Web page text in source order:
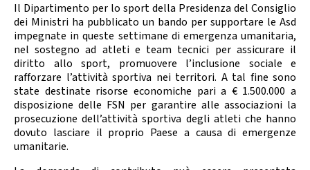
Contatti Discipline
Tesseramento Territorio
Formazione
Il Dipartimento per lo sport della Presidenza del Consiglio
dei Ministri ha pubblicato un bando per supportare le Asd
impegnate in queste settimane di emergenza umanitaria,
nel sostegno ad atleti e team tecnici per assicurare il
diritto allo sport, promuovere l’inclusione sociale e
rafforzare l’attività sportiva nei territori. A tal fine sono
state destinate risorse economiche pari a € 1.500.000 a
disposizione delle FSN per garantire alle associazioni la
prosecuzione dell’attività sportiva degli atleti che hanno
dovuto lasciare il proprio Paese a causa di emergenze
umanitarie.